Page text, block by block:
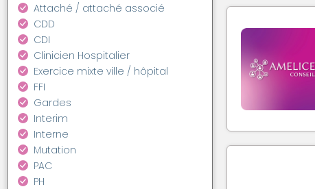
Attaché / attaché associé
CDD
CDI
Clinicien Hospitalier
Exercice mixte ville / hôpital
FFI
Gardes
Interim
Interne
Mutation
PAC
PH